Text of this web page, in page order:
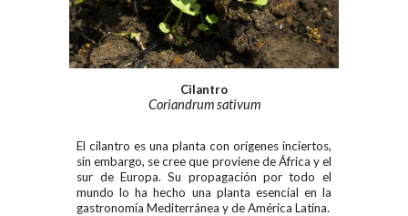
Cilantro
Coriandrum sativum
El cilantro es una planta con orígenes inciertos,
sin embargo, se cree que proviene de África y el
sur de Europa. Su propagación por todo el
mundo lo ha hecho una planta esencial en la
gastronomía Mediterránea y de América Latina.